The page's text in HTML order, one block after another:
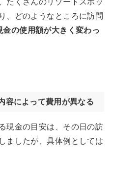
、どのようなところに訪問
金の使用額が大きく変わっ
容によって費用が異なる
現金の目安は、その日の訪
ましたが、具体例としては